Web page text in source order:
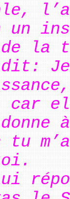
un
de la
Je
car
tu
lui